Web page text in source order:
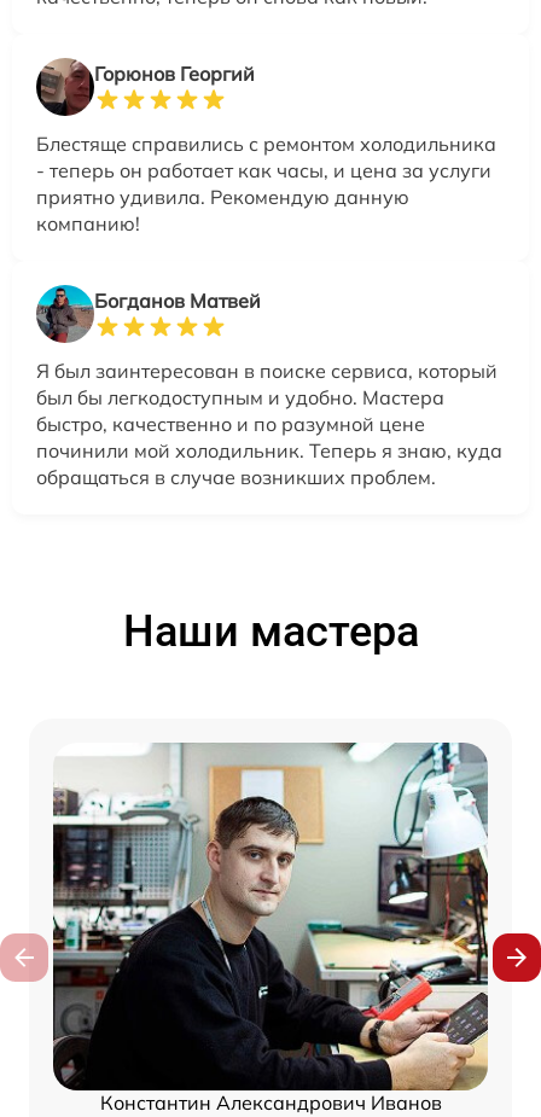
Горюнов Георгий
Блестяще справились с ремонтом холодильника
- теперь он работает как часы, и цена за услуги
приятно удивила. Рекомендую данную
компанию!
Богданов Матвей
Я был заинтересован в поиске сервиса, который
был бы легкодоступным и удобно. Мастера
быстро, качественно и по разумной цене
починили мой холодильник. Теперь я знаю, куда
обращаться в случае возникших проблем.
Наши мастера
Константин Александрович Иванов